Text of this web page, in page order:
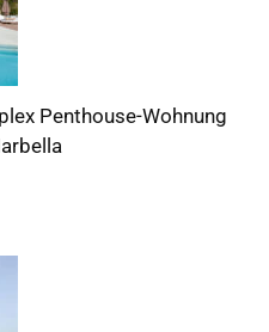
Penthouse-Wohnung